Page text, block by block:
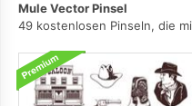
Mule Vector Pinsel
49 kostenlosen Pinseln, die